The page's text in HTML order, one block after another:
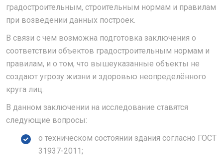
градостроительным, строительным нормам и правилам
при возведении данных построек.
В связи с чем возможна подготовка заключения о
соответствии объектов градостроительным нормам и
правилам, и о том, что вышеуказанные объекты не
создают угрозу жизни и здоровью неопределённого
круга лиц.
В данном заключении на исследование ставятся
следующие вопросы:
о техническом состоянии здания согласно ГОСТ
31937-2011;